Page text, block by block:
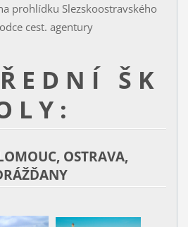
prohlídku Slezskoostravského
cest. agentury
E D N Í Š K
L Y :
OSTRAVA,